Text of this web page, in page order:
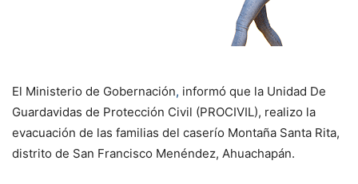
El Ministerio de Gobernación, informó que la Unidad De
Guardavidas de Protección Civil (PROCIVIL), realizo la
evacuación de las familias del caserío Montaña Santa Rita,
distrito de San Francisco Menéndez, Ahuachapán.